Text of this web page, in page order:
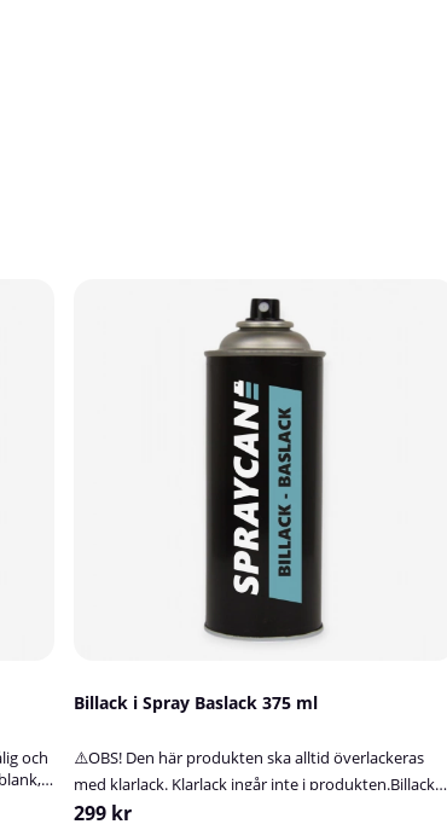
och
att
Billack i Spray Baslack 375 ml
⚠️OBS! Den här produkten ska alltid överlackeras
med klarlack. Klarlack ingår inte i produkten.Billack
på sprayburk – baslack för både metallic- och solida
299 kr